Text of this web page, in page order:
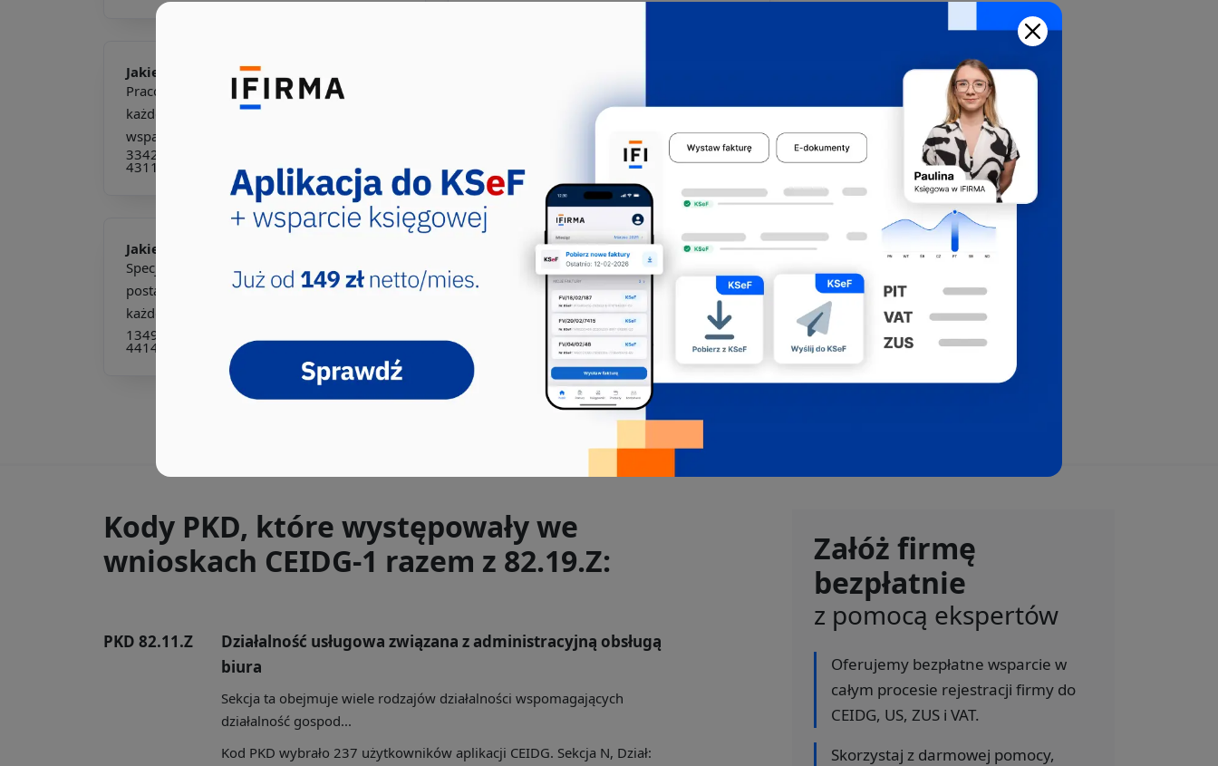
Jakie pkd -
Pracownik biurowy
Pracownik biurowy to kluczowa postać w
każdej organizacji, odpowiedzialna za
wsparcie administracyjn...
334290
431102
Redaktor tekstów to kluczowa postać w
procesie tworzenia i publikacji
różnorodnych materiałów pisemn...
264208 413103
413190441302
Jakie pkd -
Specjalista ds. archiwizacji to kluczowa
postać w zarządzaniu dokumentacją w
każdej organizacji. Jeg...
134907
441403
Jakie pkd -Usługodawca w zakresie
wynajmu skrzynki pocztowej
Usługodawca w zakresie wynajmu skrzynki
pocztowej to specjalista, który zajmuje się
oferowaniem i za...
421105421108 421302 441201
Kody PKD, które występowały we
wnioskach CEIDG-1 razem z 82.19.Z:
PKD 82.11.Z
Działalność usługowa związana z administracyjną obsługą
biura
Sekcja ta obejmuje wiele rodzajów działalności wspomagających
działalność gospod...
Kod PKD wybrało 237 użytkowników aplikacji CEIDG. Sekcja N, Dział:
Załóż firmę
bezpłatnie
z pomocą ekspertów
Oferujemy bezpłatne wsparcie w
całym procesie rejestracji firmy do
CEIDG, US, ZUS i VAT.
Skorzystaj z darmowej pomocy,